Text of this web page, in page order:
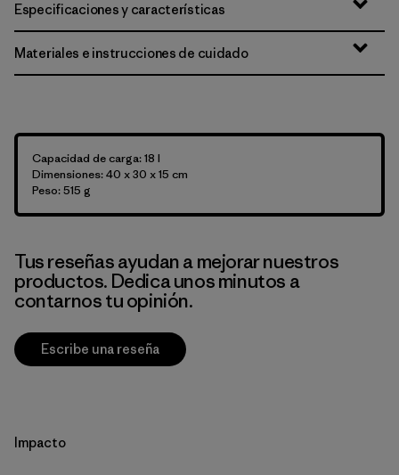
Especificaciones y características
Materiales e instrucciones de cuidado
Capacidad de carga: 18 l
Dimensiones: 40 x 30 x 15 cm
Peso: 515 g
Tus reseñas ayudan a mejorar nuestros
productos. Dedica unos minutos a
contarnos tu opinión.
Escribe una reseña
Impacto